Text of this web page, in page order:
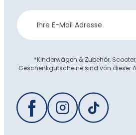
Newsletter
Anmeldung
*Kinderwägen & Zubehör,
Geschenkgutscheine sind von dieser